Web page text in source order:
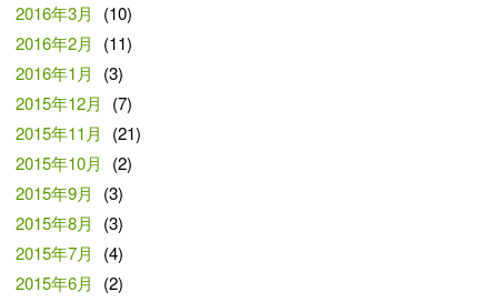
2016年3月
(10)
2016年2月
(11)
2016年1月
(3)
2015年12月
(7)
2015年11月
(21)
2015年10月
(2)
2015年9月
(3)
2015年8月
(3)
2015年7月
(4)
2015年6月
(2)